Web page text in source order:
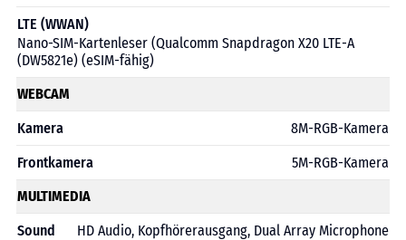
LTE (WWAN)
Nano-SIM-Kartenleser (Qualcomm Snapdragon X20 LTE-A
(DW5821e) (eSIM-fähig)
WEBCAM
Kamera
8M-RGB-Kamera
Frontkamera
5M-RGB-Kamera
MULTIMEDIA
Sound
HD Audio, Kopfhörerausgang, Dual Array Microphone